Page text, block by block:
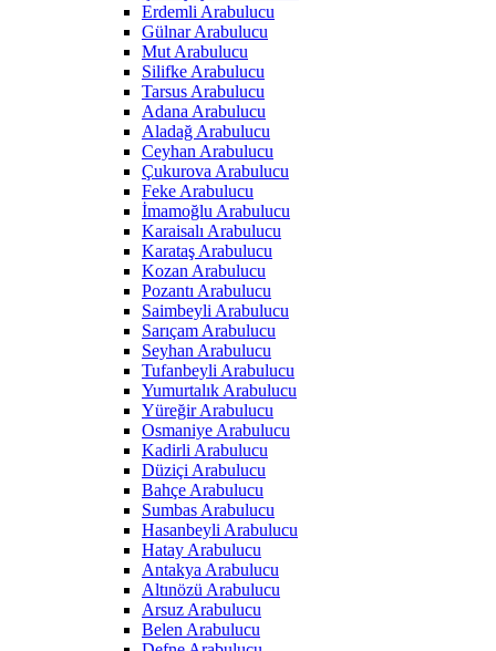
Erdemli Arabulucu
Gülnar Arabulucu
Mut Arabulucu
Silifke Arabulucu
Tarsus Arabulucu
Adana Arabulucu
Aladağ Arabulucu
Ceyhan Arabulucu
Çukurova Arabulucu
Feke Arabulucu
İmamoğlu Arabulucu
Karaisalı Arabulucu
Karataş Arabulucu
Kozan Arabulucu
Pozantı Arabulucu
Saimbeyli Arabulucu
Sarıçam Arabulucu
Seyhan Arabulucu
Tufanbeyli Arabulucu
Yumurtalık Arabulucu
Yüreğir Arabulucu
Osmaniye Arabulucu
Kadirli Arabulucu
Düziçi Arabulucu
Bahçe Arabulucu
Sumbas Arabulucu
Hasanbeyli Arabulucu
Hatay Arabulucu
Antakya Arabulucu
Altınözü Arabulucu
Arsuz Arabulucu
Belen Arabulucu